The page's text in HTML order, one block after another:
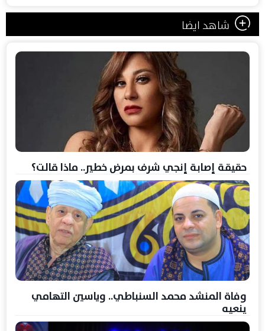
شاهد ايضا
حقيقة إصابة إنجي شرف بمرض خطير.. ماذا قالت؟
وفاة المنشد محمد السنباطي.. وياسين التهامي
ينعيه